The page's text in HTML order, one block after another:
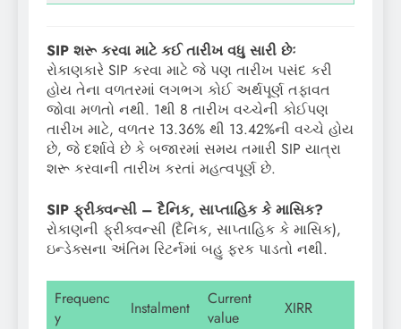
SIP શરૂ કરવા માટે કઈ તારીખ વધુ સારી છેઃ
રોકાણકારે SIP કરવા માટે જે પણ તારીખ પસંદ કરી
હોય તેના વળતરમાં લગભગ કોઈ અર્થપૂર્ણ તફાવત
જોવા મળતો નથી. 1થી 8 તારીખ વચ્ચેની કોઈપણ
તારીખ માટે, વળતર 13.36% થી 13.42%ની વચ્ચે હોય
છે, જે દર્શાવે છે કે બજારમાં સમય તમારી SIP યાત્રા
શરૂ કરવાની તારીખ કરતાં મહત્વપૂર્ણ છે.
SIP ફ્રીક્વન્સી – દૈનિક, સાપ્તાહિક કે માસિક?
રોકાણની ફ્રીક્વન્સી (દૈનિક, સાપ્તાહિક કે માસિક),
ઇન્ડેક્સના અંતિમ રિટર્નમાં બહુ ફરક પાડતો નથી.
Frequenc
y
Instalment
Current
value
XIRR